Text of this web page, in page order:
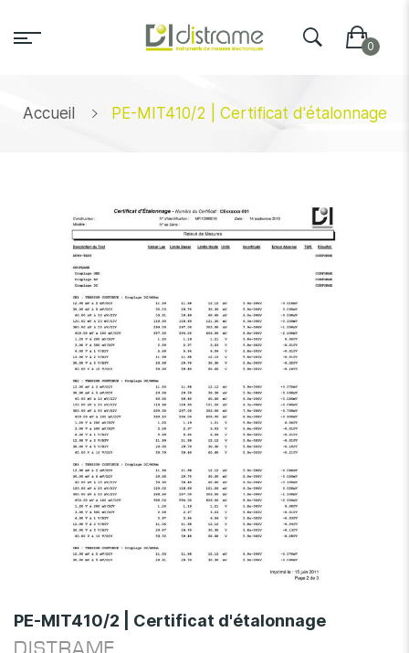
Accueil PE-MIT410/2 | Certificat d'étalonnage
to
the
PE-MIT410/2 | Certificat d'étalonnage